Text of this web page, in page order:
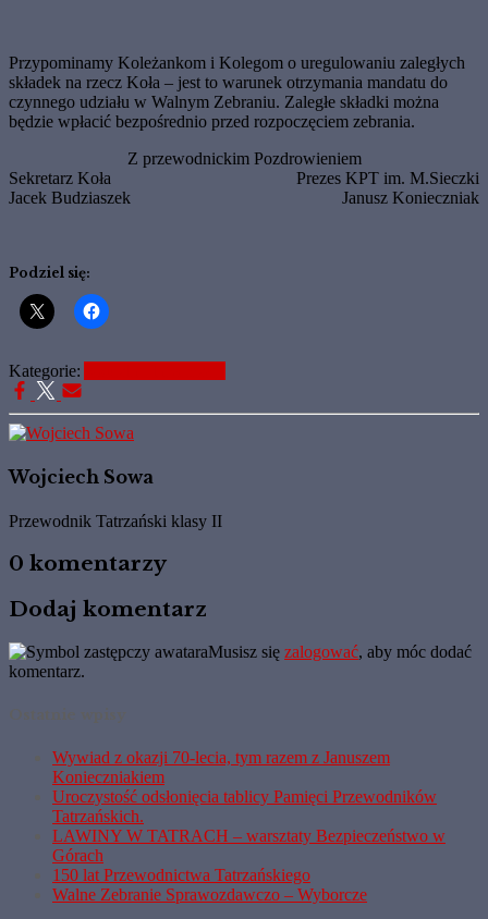
Przypominamy Koleżankom i Kolegom o uregulowaniu zaległych
składek na rzecz Koła – jest to warunek otrzymania mandatu do
czynnego udziału w Walnym Zebraniu. Zaległe składki można
będzie wpłacić bezpośrednio przed rozpoczęciem zebrania.
Z przewodnickim Pozdrowieniem
Sekretarz Koła
Prezes KPT im. M.Sieczki
Jacek Budziaszek
Janusz Konieczniak
Podziel się:
Kategorie:
Wojciech Sowa
Przewodnik Tatrzański klasy II
0 komentarzy
Dodaj komentarz
Musisz się zalogować, aby móc dodać
komentarz.
Wywiad z okazji 70-lecia, tym razem z Januszem
Konieczniakiem
Uroczystość odsłonięcia tablicy Pamięci Przewodników
Tatrzańskich.
LAWINY W TATRACH – warsztaty Bezpieczeństwo w
Górach
150 lat Przewodnictwa Tatrzańskiego
Walne Zebranie Sprawozdawczo – Wyborcze